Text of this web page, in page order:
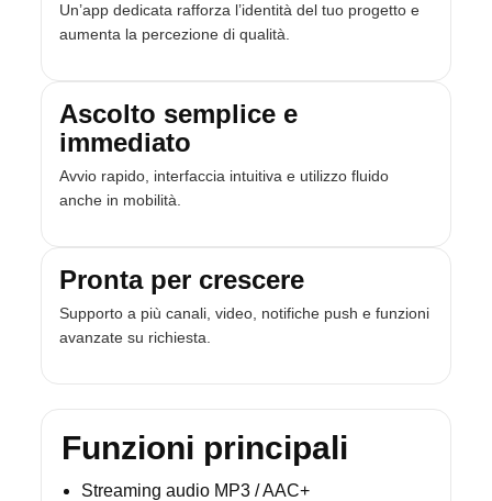
Un’app dedicata rafforza l’identità del tuo progetto e
aumenta la percezione di qualità.
Ascolto semplice e
immediato
Avvio rapido, interfaccia intuitiva e utilizzo fluido
anche in mobilità.
Pronta per crescere
Supporto a più canali, video, notifiche push e funzioni
avanzate su richiesta.
Funzioni principali
Streaming audio MP3 / AAC+